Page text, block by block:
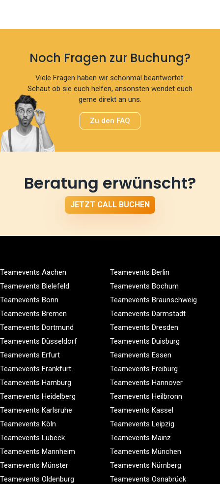
Noch Fragen zur Buchung?
Viele Fragen haben wir schonmal beantwortet.
Schaut ob sie euch helfen, ansonsten wendet euch
gerne direkt an uns.
Zu den FAQ
Beratung erwünscht?
JETZT CALL BUCHEN
Teamevents Aachen
Teamevents Berlin
Teamevents Bielefeld
Teamevents Bochum
Teamevents Bonn
Teamevents Braunschweig
Teamevents Bremen
Teamevents Darmstadt
Teamevents Dortmund
Teamevents Dresden
Teamevents Düsseldorf
Teamevents Duisburg
Teamevents Erfurt
Teamevents Essen
Teamevents Frankfurt
Teamevents Freiburg
Teamevents Hamburg
Teamevents Hannover
Teamevents Heidelberg
Teamevents Heilbronn
Teamevents Karlsruhe
Teamevents Kassel
Teamevents Köln
Teamevents Leipzig
Teamevents Lübeck
Teamevents Mainz
Teamevents Mannheim
Teamevents München
Teamevents Münster
Teamevents Nürnberg
Teamevents Oldenburg
Teamevents Osnabrück